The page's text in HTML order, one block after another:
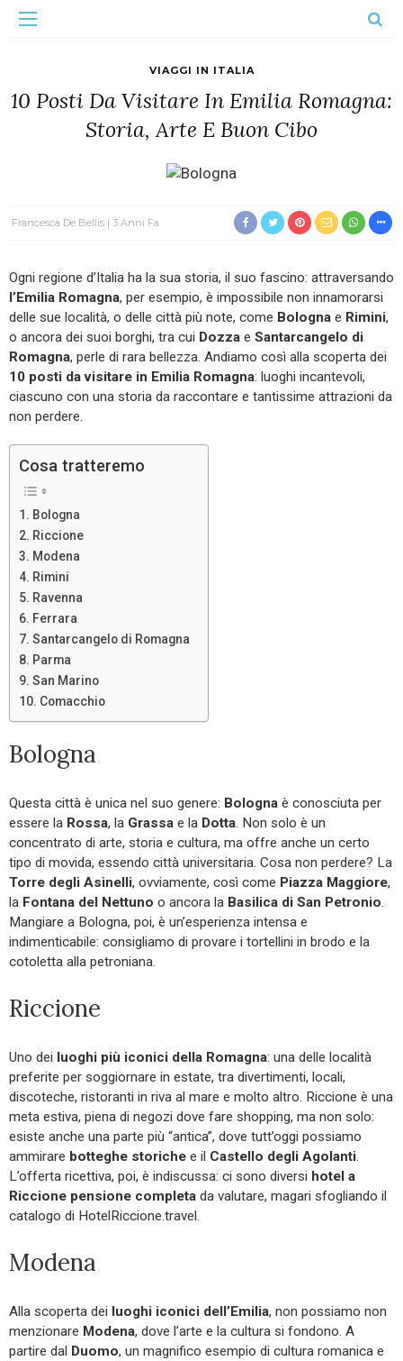
VIAGGI IN ITALIA
10 Posti Da Visitare In Emilia Romagna:
Storia, Arte E Buon Cibo
Francesca De Bellis 3 Anni Fa
Ogni regione d’Italia ha la sua storia, il suo fascino: attraversando
l’Emilia Romagna, per esempio, è impossibile non innamorarsi
delle sue località, o delle città più note, come Bologna e Rimini,
o ancora dei suoi borghi, tra cui Dozza e Santarcangelo di
Romagna, perle di rara bellezza. Andiamo così alla scoperta dei
10 posti da visitare in Emilia Romagna: luoghi incantevoli,
ciascuno con una storia da raccontare e tantissime attrazioni da
non perdere.
Cosa tratteremo
Bologna
Riccione
Modena
Rimini
Ravenna
Ferrara
Santarcangelo di Romagna
Parma
San Marino
Comacchio
Bologna
Questa città è unica nel suo genere: Bologna è conosciuta per
essere la Rossa, la Grassa e la Dotta. Non solo è un
concentrato di arte, storia e cultura, ma offre anche un certo
tipo di movida, essendo città universitaria. Cosa non perdere? La
Torre degli Asinelli, ovviamente, così come Piazza Maggiore,
la Fontana del Nettuno o ancora la Basilica di San Petronio.
Mangiare a Bologna, poi, è un’esperienza intensa e
indimenticabile: consigliamo di provare i tortellini in brodo e la
cotoletta alla petroniana.
Riccione
Uno dei luoghi più iconici della Romagna: una delle località
preferite per soggiornare in estate, tra divertimenti, locali,
discoteche, ristoranti in riva al mare e molto altro. Riccione è una
meta estiva, piena di negozi dove fare shopping, ma non solo:
esiste anche una parte più “antica”, dove tutt’oggi possiamo
ammirare botteghe storiche e il Castello degli Agolanti.
L’offerta ricettiva, poi, è indiscussa: ci sono diversi hotel a
Riccione pensione completa da valutare, magari sfogliando il
catalogo di HotelRiccione.travel.
Modena
Alla scoperta dei luoghi iconici dell’Emilia, non possiamo non
menzionare Modena, dove l’arte e la cultura si fondono. A
partire dal Duomo, un magnifico esempio di cultura romanica e